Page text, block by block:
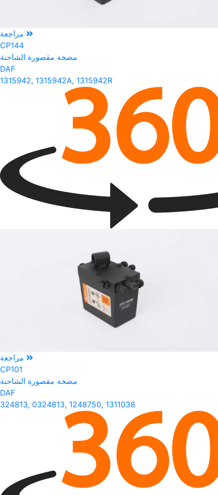
مراجعة
CP144
مضخة مقصورة الشاحنة
DAF
1315942, 1315942A, 1315942R
مراجعة
CP101
مضخة مقصورة الشاحنة
DAF
324813, 0324813, 1248750, 1311038